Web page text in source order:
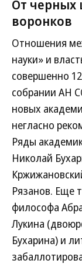
От черных
воронков
Отношения
науки» и
совершенно
собрании АН
новых
негласно
Ряды
Николай
Рязанов. Еще
философа
Лукина
Бухарина) и